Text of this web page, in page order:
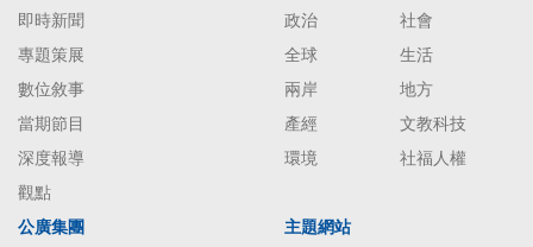
即時新聞
專題策展
數位敘事
當期節目
深度報導
觀點
政治
社會
全球
生活
兩岸
地方
產經
文教科技
環境
社福人權
公廣集團
主題網站